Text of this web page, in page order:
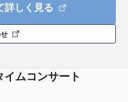
詳しく見る
ムコンサート